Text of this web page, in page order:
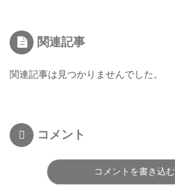
関連記事
関連記事は見つかりませんでした。
コメント
コメントを書き込む